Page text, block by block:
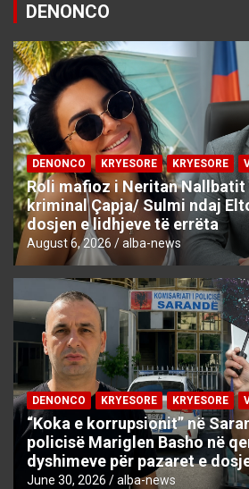
DENONCO
DENONCO KRYESORE KRYESORE
Roli mafioz i Neritan Nallbatit
kriminal Çapja/ Sulmi ndaj
dosjen e lidhjeve të errëta
August 6, 2026 alba-news
DENONCO KRYESORE KRYESORE
“Koka e korrupsionit” në
policisë Mariglen Basho në
dyshimeve për pazaret e
June 30, 2026 alba-news